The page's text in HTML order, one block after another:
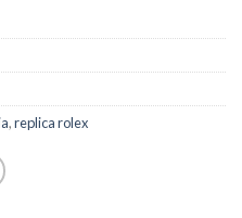
,replica rolex